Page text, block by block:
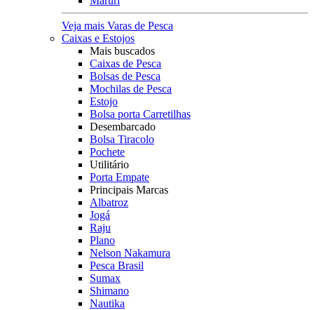
Veja mais Varas de Pesca
Caixas e Estojos
Mais buscados
Caixas de Pesca
Bolsas de Pesca
Mochilas de Pesca
Estojo
Bolsa porta Carretilhas
Desembarcado
Bolsa Tiracolo
Pochete
Utilitário
Porta Empate
Principais Marcas
Albatroz
Jogá
Raju
Plano
Nelson Nakamura
Pesca Brasil
Sumax
Shimano
Nautika